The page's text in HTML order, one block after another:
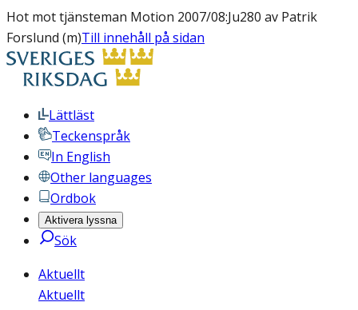
Hot mot tjänsteman Motion 2007/08:Ju280 av Patrik
Forslund (m)Till innehåll på sidan
Lättläst
Teckenspråk
In English
Other languages
Ordbok
Aktivera lyssna
Sök
Aktuellt
Aktuellt